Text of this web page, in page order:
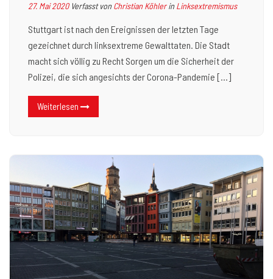
27. Mai 2020 Verfasst vonChristian Köhler inLinksextremismus
Stuttgart ist nach den Ereignissen der letzten Tage
gezeichnet durch linksextreme Gewalttaten. Die Stadt
macht sich völlig zu Recht Sorgen um die Sicherheit der
Polizei, die sich angesichts der Corona-Pandemie […]
Weiterlesen